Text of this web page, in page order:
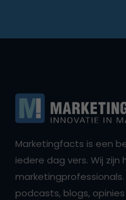
Marketingfacts is een
iedere dag vers. Wij
podcasts, blogs,